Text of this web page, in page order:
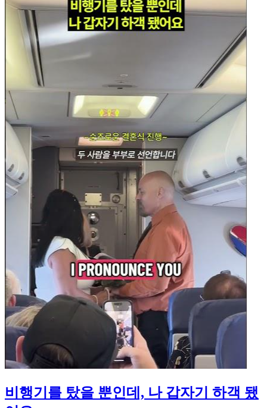
비행기를 탔을 뿐인데, 나 갑자기 하객 됐